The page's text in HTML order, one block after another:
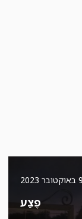
9 באוקטובר 2023
פֶּצַע